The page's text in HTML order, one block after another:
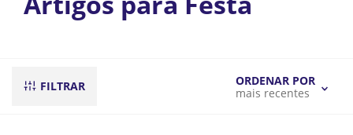
FILTRAR
ORDENAR POR
mais recentes